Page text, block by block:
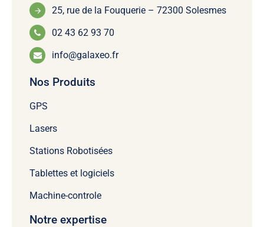
25, rue de la Fouquerie – 72300 Solesmes
02 43 62 93 70
info@galaxeo.fr
Nos Produits
GPS
Lasers
Stations Robotisées
Tablettes et logiciels
Machine-controle
Notre expertise